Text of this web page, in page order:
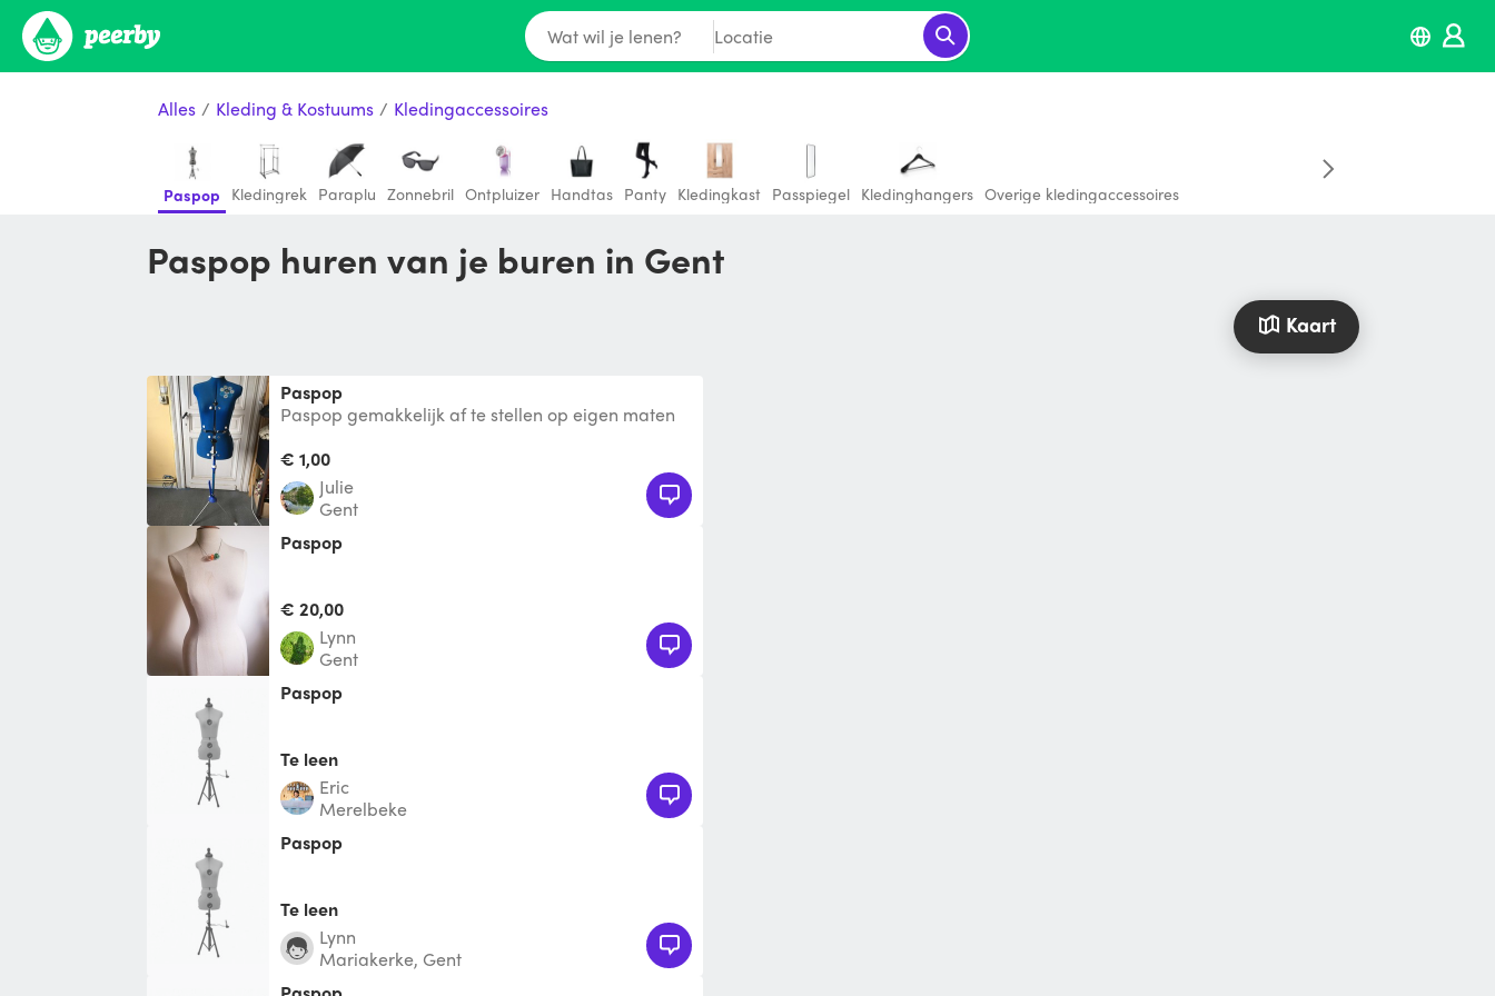
Wat wil je lenen? Locatie
Alles / Kleding & Kostuums / Kledingaccessoires
Paspop Kledingrek Paraplu Zonnebril Ontpluizer Handtas Panty Kledingkast Passpiegel Kledinghangers Overige kledingaccessoires
Paspop huren van je buren in Gent
Kaart
paspop
Paspop gemakkelijk af te stellen op eigen maten
€ 1,00
Julie
Gent
Paspop
€ 20,00
Lynn
Gent
paspop
Te leen
Eric
Merelbeke
Paspop
Te leen
Lynn
Mariakerke, Gent